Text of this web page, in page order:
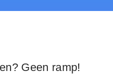
Geen ramp!